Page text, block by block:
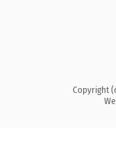
Copyright